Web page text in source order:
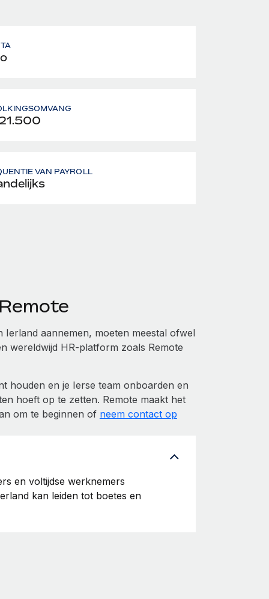
VAN PAYROLL
Ierland aannemen, moeten meestal ofwel
wereldwijd HR-platform zoals Remote
houden en je Ierse team onboarden en
hoeft op te zetten. Remote maakt het
om te beginnen of neem contact op
en voltijdse werknemers
kan leiden tot boetes en